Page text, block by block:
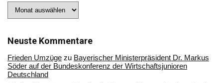
Sie
Archiv
Neuste Kommentare
Frieden Umzüge zu Bayerischer Ministerpräsident Dr. Markus
Söder auf der Bundeskonferenz der Wirtschaftsjunioren
Deutschland